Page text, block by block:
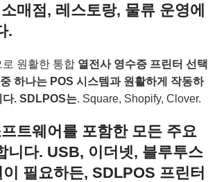
매점, 레스토랑, 물류 운영에
.
원활한 통합 열전사 영수증 프린터 선택
하나는 POS 시스템과 원활하게 작동하
다. SDLPOS는. Square, Shopify, Clover.
트웨어를 포함한 모든 주요
니다. USB, 이더넷, 블루투스
필요하든, SDLPOS 프린터